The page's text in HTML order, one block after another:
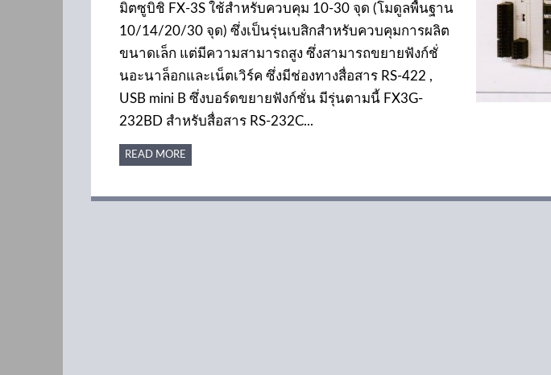
มิตซูบิชิ FX-3S ใช้สำหรับควบคุม 10-30 จุด (โมดูลพื้นฐาน
10/14/20/30 จุด) ซึ่งเป็นรุ่นเบสิกสำหรับควบคุมการผลิต
ขนาดเล็ก แต่มีความสามารถสูง ซึ่งสามารถขยายฟังก์ชั่
นอะนาล็อกและเน็ตเวิร์ค ซึ่งมีช่องทางสื่อสาร RS-422 ,
USB mini B ซึ่งบอร์ดขยายฟังก์ชั่น มีรุ่นตามนี้ FX3G-
232BD สำหรับสื่อสาร RS-232C...
READ MORE